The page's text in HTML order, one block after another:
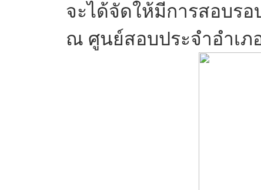
จะได้จัดให้มีการสอบ
ณ ศูนย์สอบประจำอำเภ